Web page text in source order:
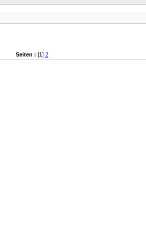
Seiten : [1] 2